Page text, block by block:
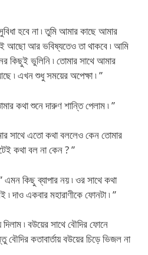
হবে না ৷ তুমি আমার কাছে আমার
আছো আর ভবিষ্যতেও তা থাকবে ৷ আমি
কিছুই ভুলিনি ৷ তোমার সাথে আমার
৷ এখন শুধু সময়ের অপেক্ষা ৷ ”
কথা শুনে দারুণ শান্তি পেলাম ৷ ”
সাথে এতো কথা বললেও কেন তোমার
কথা বল না কেন ? ”
কিছু ব্যাপার নয় ৷ ওর সাথে কথা
একবার মহারাণীকে ফোনটা ৷ ”
৷ বউয়ের সাথে বৌদির ফোনে
বৌদির কতাবার্তায় বউয়ের চিড়ে ভিজল না